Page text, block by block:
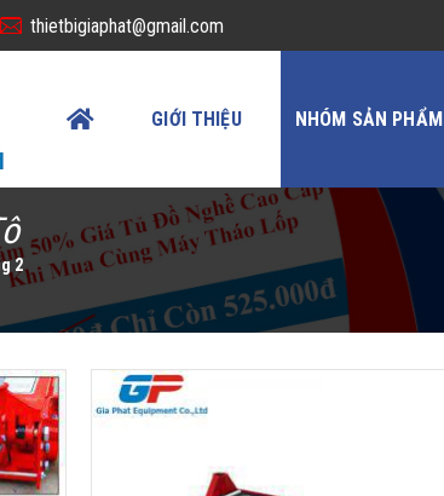
thietbigiaphat@gmail.com
GIỚI THIỆU NHÓM SẢN PHẨM
2